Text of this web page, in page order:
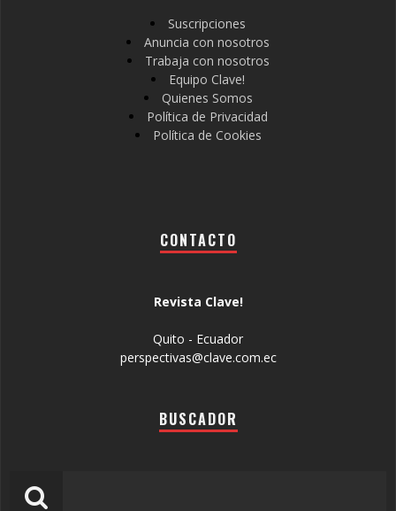
Suscripciones
Anuncia con nosotros
Trabaja con nosotros
Equipo Clave!
Quienes Somos
Política de Privacidad
Política de Cookies
CONTACTO
Revista Clave!
Quito - Ecuador
perspectivas@clave.com.ec
BUSCADOR